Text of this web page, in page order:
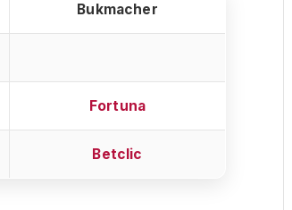
Bukmacher
Fortuna
Betclic